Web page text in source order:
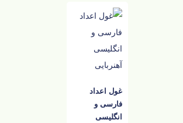
غول اعداد
فارسی و
انگلیسی